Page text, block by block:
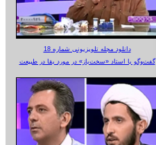
دانلود مجله تلویزیونی شماره 18
گفت‌وگو با استاد «سخت‌باز» در مورد بقا در طبیعت